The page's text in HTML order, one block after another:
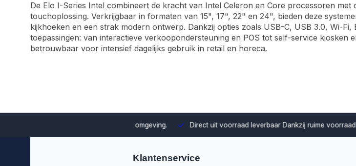
De Elo I-Series Intel combineert de kracht van Intel Celeron en Core processoren
touchoplossing. Verkrijgbaar in formaten van 15", 17", 22" en 24", bieden deze
kijkhoeken en een strak modern ontwerp. Dankzij opties zoals USB-C, USB 3.0, Wi-
toepassingen: van interactieve verkoopondersteuning en POS tot self-service kiosken
betrouwbaar voor intensief dagelijks gebruik in retail en horeca.
Direct uit voorraad leverbaarDankzij ruime voorraad kunnen wij
Klantenservice